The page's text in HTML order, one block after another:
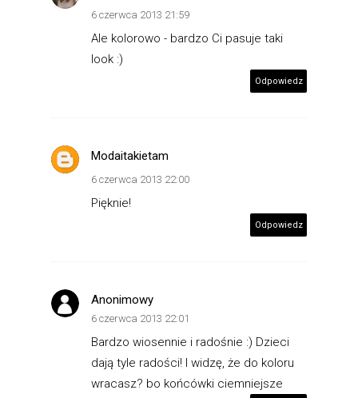
6 czerwca 2013 21:59
Ale kolorowo - bardzo Ci pasuje taki
look :)
Odpowiedz
Modaitakietam
6 czerwca 2013 22:00
Pięknie!
Odpowiedz
Anonimowy
6 czerwca 2013 22:01
Bardzo wiosennie i radośnie :) Dzieci
dają tyle radości! I widzę, że do koloru
wracasz? bo końcówki ciemniejsze